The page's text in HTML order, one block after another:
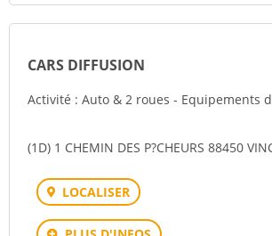
CARS DIFFUSION
Activité : Auto & 2 roues - Equipements
(1D) 1 CHEMIN DES P?CHEURS 88450
LOCALISER